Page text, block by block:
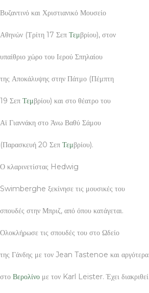
Βυζαντινό και Χριστιανικό Μουσείο
Αθηνών (Τρίτη 17 Σεπ Τεμβρίου), στον
υπαίθριο χώρο του Ιερού Σπηλαίου
της Αποκάλυψης στην Πάτμο (Πέμπτη
19 Σεπ Τεμβρίου) και στο θέατρο του
Αϊ Γιαννάκη στο Άνω Βαθύ Σάμου
(Παρασκευή 20 Σεπ Τεμβρίου).
Ο κλαρινετίστας Hedwig
Swimberghe ξεκίνησε τις μουσικές του
σπουδές στην Μπριζ, από όπου κατάγεται.
Ολοκλήρωσε τις σπουδές του στο Ωδείο
της Γάνδης με τον Jean Tastenoe και αργότερα
στο Βερολίνο με τον Karl Leister. Έχει διακριθεί